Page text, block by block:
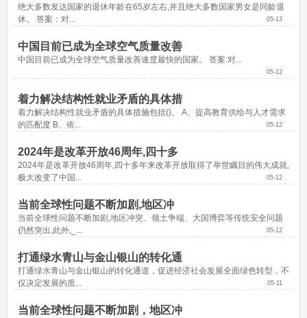
绝大多数发达国家的退休年龄在65岁左右,并且绝大多数国家男女是同龄退
休。 答案：对...
05-13
中国目前已成为全球空气质量改善
中国目前已成为全球空气质量改善速度最快的国家。 答案:对...
05-12
着力解决结构性就业矛盾的具体措
着力解决结构性就业矛盾的具体措施包括()。 A、提高教育供给与人才需求
的匹配度 B、依...
05-12
2024年是改革开放46周年,四十多
2024年是改革开放46周年,四十多年来改革开放取得了举世瞩目的伟大成就,
极大改变了中国...
05-12
当前全球性问题不断加剧,地区冲
当前全球性问题不断加剧,地区冲突、领土争端、大国博弈等传统安全问题
仍然突出,此外,_...
05-12
打通绿水青山与金山银山的转化通
打通绿水青山与金山银山的转化通道，促进经济社会发展全面绿色转型，不
仅决定发展的质...
05-11
当前全球性问题不断加剧，地区冲